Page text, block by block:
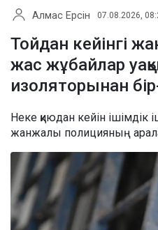
Алмас Ерсін 07.08.2026,
Тойдан кейінгі
жас жұбайлар
изоляторынан
Неке қиюдан кейін
жанжалы полицияның